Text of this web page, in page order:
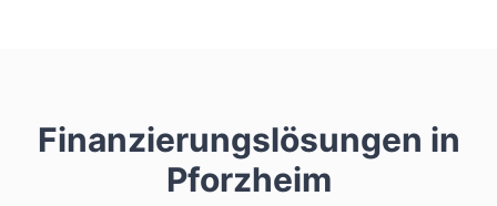
Finanzierungslösungen in
Pforzheim